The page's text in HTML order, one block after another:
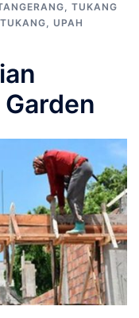
, TUKANG
, UPAH